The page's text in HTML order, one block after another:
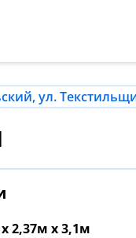
ул.
2,37м x 3,1м